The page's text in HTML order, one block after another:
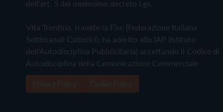
dell'art. 5 del medesimo decreto Lgs.
Vita Trentina, tramite la Fisc (Federazione Italiana
Settimanali Cattolici), ha aderito allo IAP (Istituto
dell'Autodisciplina Pubblicitaria) accettando il Codice di
Autodisciplina della Comunicazione Commerciale